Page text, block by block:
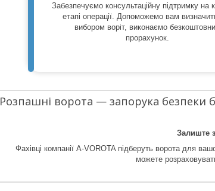
Забезпечуємо консультаційну підтримку на
етапі операції. Допоможемо вам
вибором воріт, виконаємо
прорахунок.
Розпашні ворота — запорука безпеки
Залиште
Фахівці компанії A-VOROTA підберуть ворота для
можете